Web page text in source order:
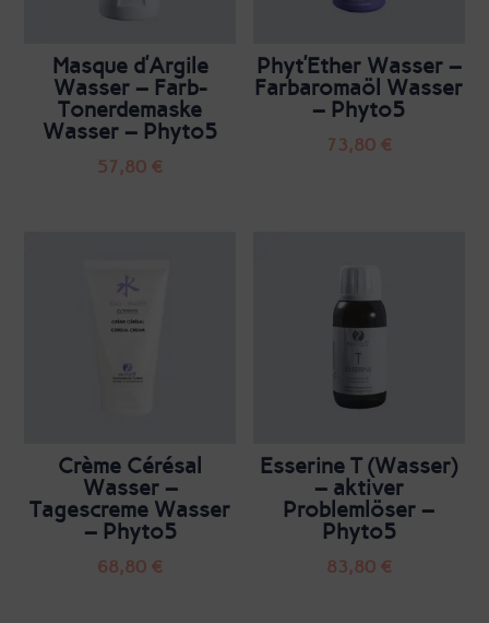
Masque d’Argile
Wasser – Farb-
Tonerdemaske
Wasser – Phyto5
57,80 €
Phyt’Ether Wasser –
Farbaromaöl Wasser
– Phyto5
73,80 €
Crème Cérésal
Wasser –
Tagescreme Wasser
– Phyto5
68,80 €
Esserine T (Wasser)
– aktiver
Problemlöser –
Phyto5
83,80 €